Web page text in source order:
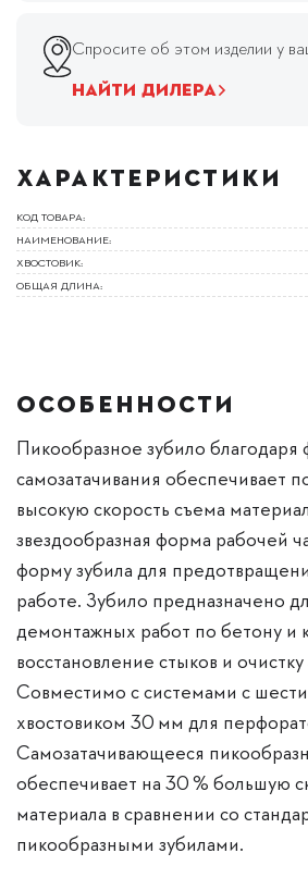
Спросите об этом изделии у
НАЙТИ ДИЛЕРА
ХАРАКТЕРИСТИКИ
КОД ТОВАРА:
НАИМЕНОВАНИЕ:
ХВОСТОВИК:
ОБЩАЯ ДЛИНА:
ОСОБЕННОСТИ
Пикообразное зубило благодаря
самозатачивания обеспечивает
высокую скорость съема
звездообразная форма рабочей
форму зубила для
работе. Зубило предназначено
демонтажных работ по бетону и
восстановление стыков и
Совместимо с системами с
хвостовиком 30 мм для
Самозатачивающееся
обеспечивает на 30 % большую
материала в сравнении со
пикообразными зубилами.